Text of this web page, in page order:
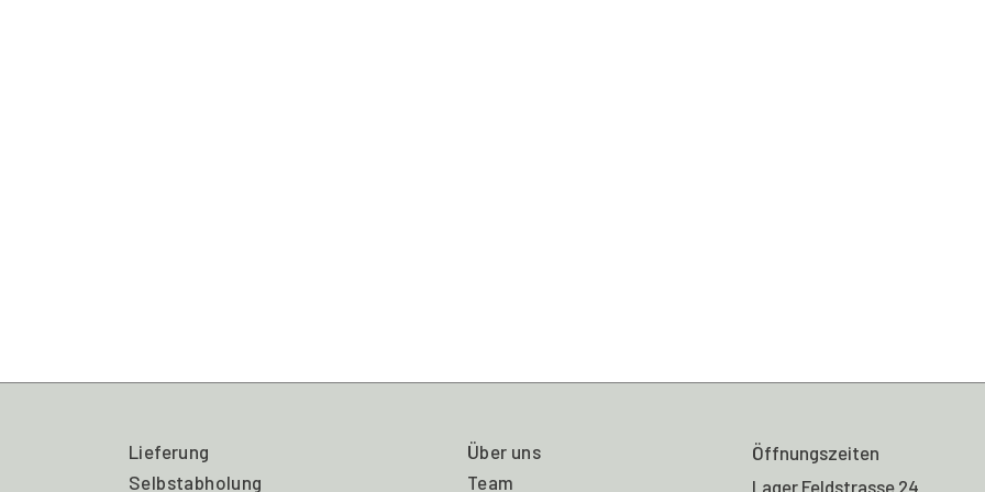
Lieferung
Selbstabholung
Über uns
Team
Öffnungszeiten
Lager Feldstrasse 24